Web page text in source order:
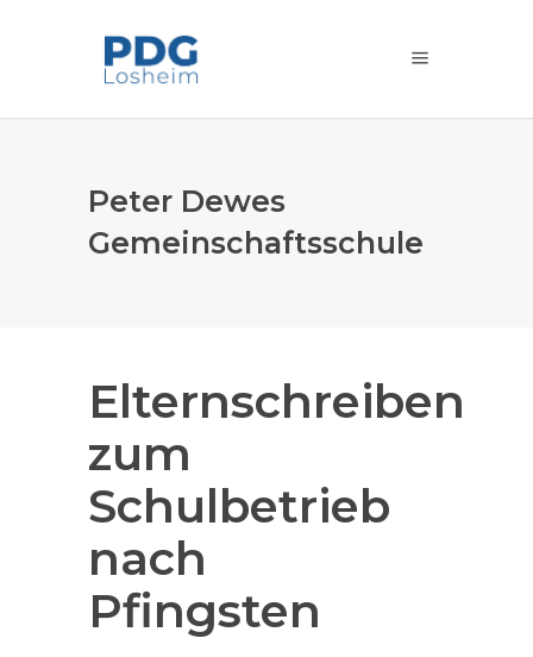
Peter Dewes
Gemeinschaftsschule
Elternschreiben
zum
Schulbetrieb
nach
Pfingsten